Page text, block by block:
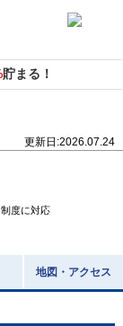
貯まる！
更新日:2026.07.24
度に対応
地図・アクセス